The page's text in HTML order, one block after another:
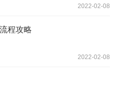
2022-02-08
程攻略
2022-02-08